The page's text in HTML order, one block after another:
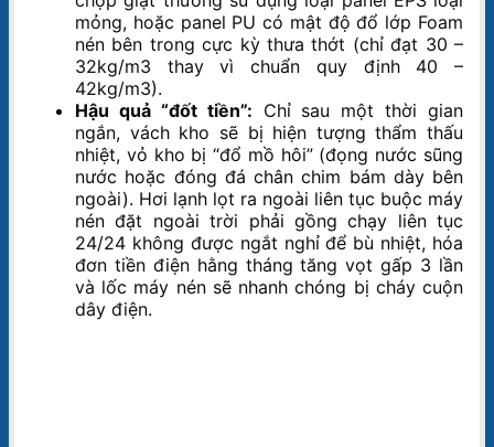
mỏng, hoặc panel PU có mật độ đổ lớp Foam
nén bên trong cực kỳ thưa thớt (chỉ đạt 30 –
32kg/m3 thay vì chuẩn quy định 40 –
42kg/m3).
Hậu quả “đốt tiền”: Chỉ sau một thời gian
ngắn, vách kho sẽ bị hiện tượng thẩm thấu
nhiệt, vỏ kho bị “đổ mồ hôi” (đọng nước sũng
nước hoặc đóng đá chân chim bám dày bên
ngoài). Hơi lạnh lọt ra ngoài liên tục buộc máy
nén đặt ngoài trời phải gồng chạy liên tục
24/24 không được ngắt nghỉ để bù nhiệt, hóa
đơn tiền điện hằng tháng tăng vọt gấp 3 lần
và lốc máy nén sẽ nhanh chóng bị cháy cuộn
dây điện.